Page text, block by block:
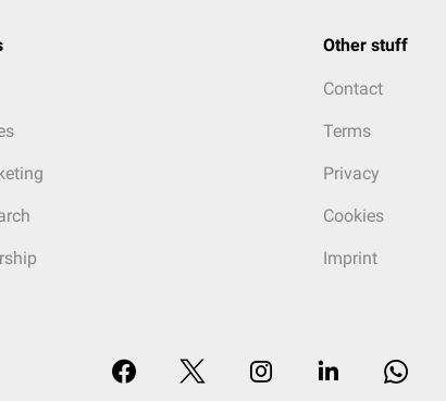
Other stuff
Contact
Terms
Privacy
Cookies
Imprint